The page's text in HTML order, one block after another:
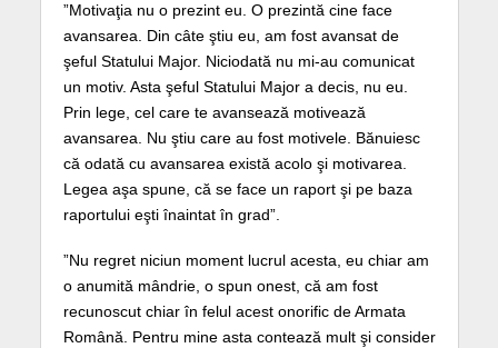
”Motivaţia nu o prezint eu. O prezintă cine face
avansarea. Din câte ştiu eu, am fost avansat de
şeful Statului Major. Niciodată nu mi-au comunicat
un motiv. Asta şeful Statului Major a decis, nu eu.
Prin lege, cel care te avansează motivează
avansarea. Nu ştiu care au fost motivele. Bănuiesc
că odată cu avansarea există acolo şi motivarea.
Legea aşa spune, că se face un raport şi pe baza
raportului eşti înaintat în grad”.
”Nu regret niciun moment lucrul acesta, eu chiar am
o anumită mândrie, o spun onest, că am fost
recunoscut chiar în felul acest onorific de Armata
Română. Pentru mine asta contează mult şi consider